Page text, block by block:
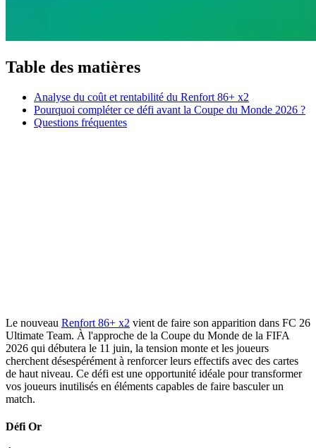
Table des matières
Analyse du coût et rentabilité du Renfort 86+ x2
Pourquoi compléter ce défi avant la Coupe du Monde 2026 ?
Questions fréquentes
Le nouveau Renfort 86+ x2 vient de faire son apparition dans FC 26
Ultimate Team. À l'approche de la Coupe du Monde de la FIFA
2026 qui débutera le 11 juin, la tension monte et les joueurs
cherchent désespérément à renforcer leurs effectifs avec des cartes
de haut niveau. Ce défi est une opportunité idéale pour transformer
vos joueurs inutilisés en éléments capables de faire basculer un
match.
Défi Or